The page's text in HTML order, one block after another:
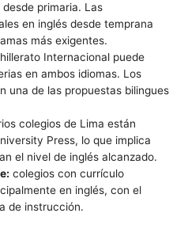
primaria. Las
en inglés desde temprana
más exigentes.
Internacional puede
en ambos idiomas. Los
una de las propuestas bilingues
colegios de Lima están
Press, lo que implica
el nivel de inglés alcanzado.
colegios con currículo
en inglés, con el
de instrucción.